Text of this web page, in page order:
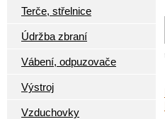
Terče, střelnice
Údržba zbraní
Vábení, odpuzovače
Výstroj
Vzduchovky